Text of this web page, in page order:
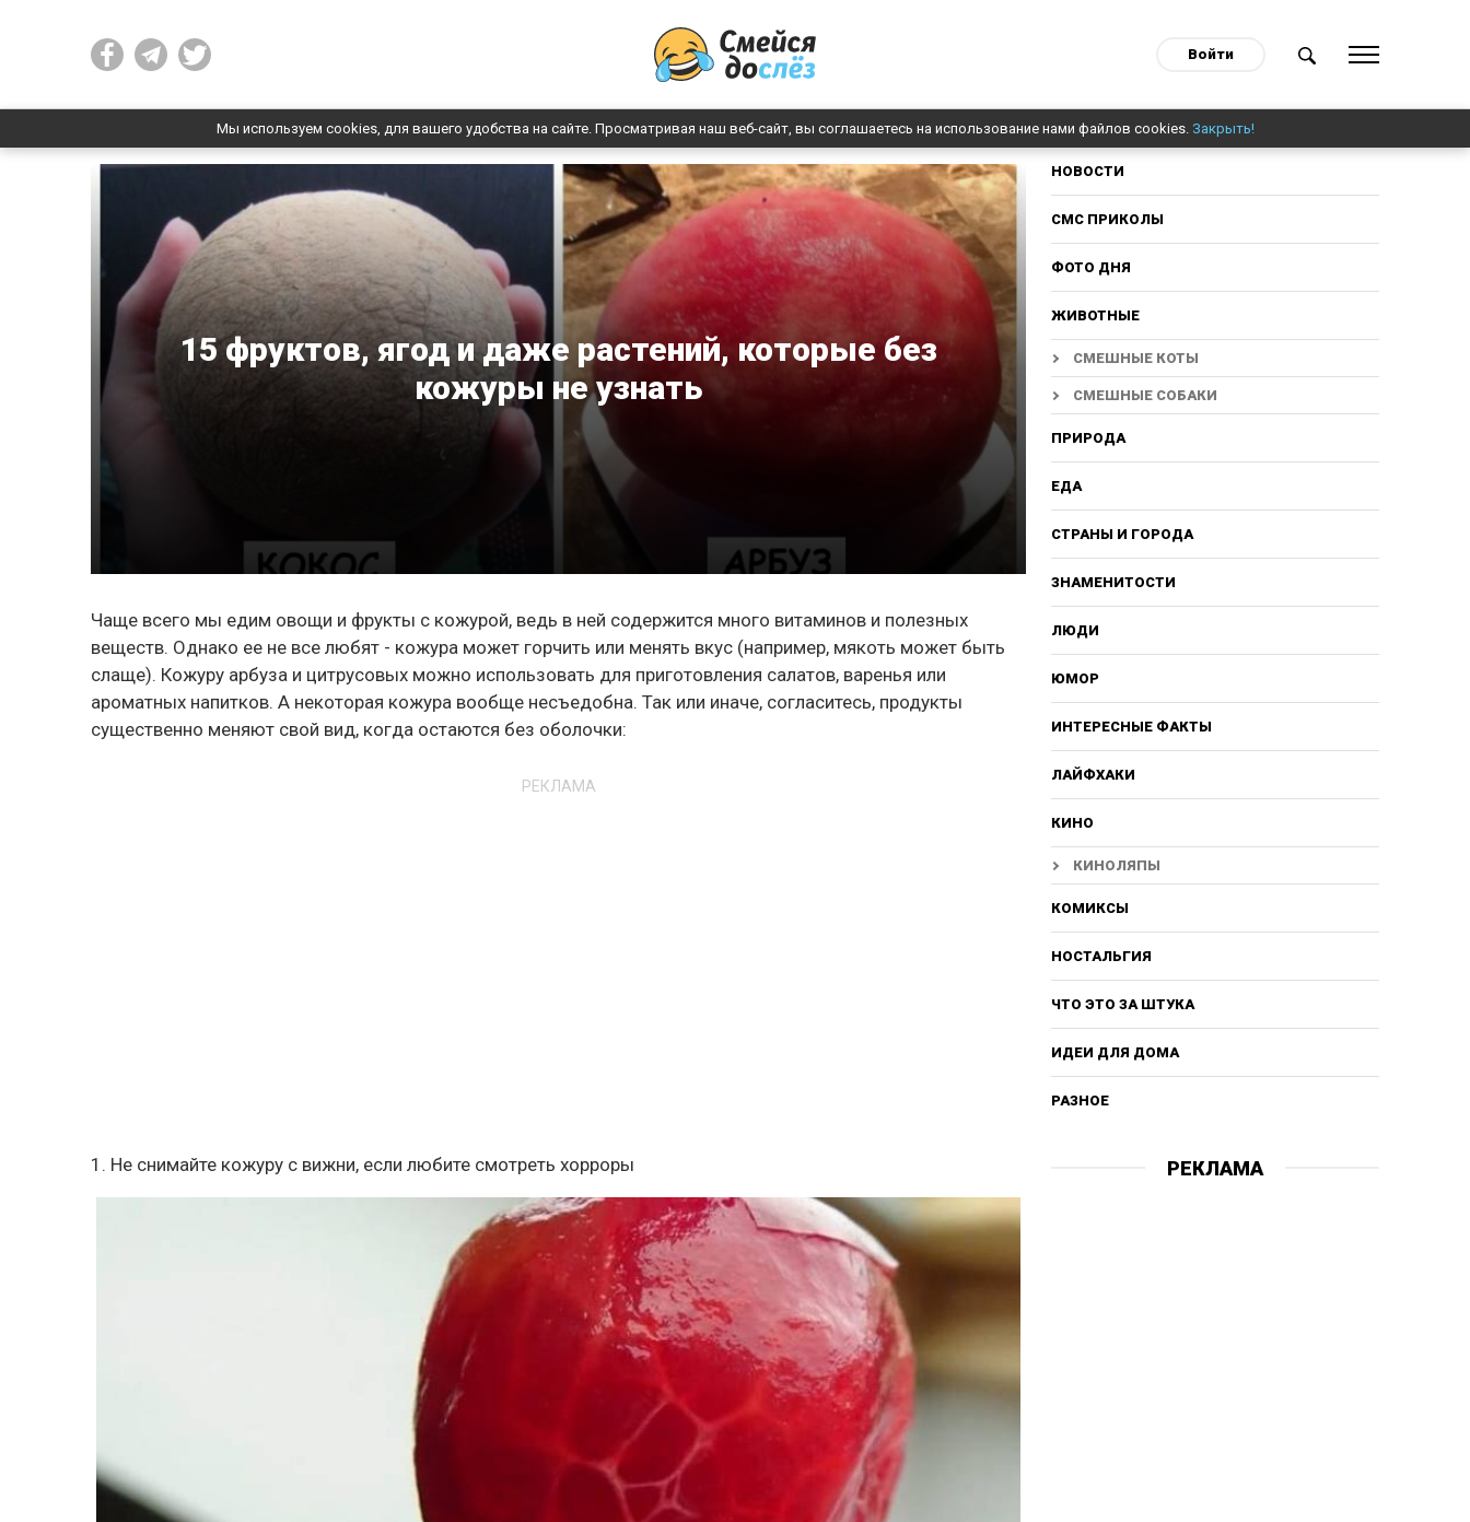
Войти
Мы используем cookies, для вашего удобства на сайте. Просматривая наш веб-сайт, вы соглашаетесь на использование нами файлов cookies. Закрыть!
15 фруктов, ягод и даже растений, которые без
кожуры не узнать
Чаще всего мы едим овощи и фрукты с кожурой, ведь в ней содержится много витаминов и полезных
веществ. Однако ее не все любят - кожура может горчить или менять вкус (например, мякоть может быть
слаще). Кожуру арбуза и цитрусовых можно использовать для приготовления салатов, варенья или
ароматных напитков. А некоторая кожура вообще несъедобна. Так или иначе, согласитесь, продукты
существенно меняют свой вид, когда остаются без оболочки:
РЕКЛАМА
1. Не снимайте кожуру с вижни, если любите смотреть хорроры
НОВОСТИ
СМС ПРИКОЛЫ
ФОТО ДНЯ
ЖИВОТНЫЕ
СМЕШНЫЕ КОТЫ
СМЕШНЫЕ СОБАКИ
ПРИРОДА
ЕДА
СТРАНЫ И ГОРОДА
ЗНАМЕНИТОСТИ
ЛЮДИ
ЮМОР
ИНТЕРЕСНЫЕ ФАКТЫ
ЛАЙФХАКИ
КИНО
КИНОЛЯПЫ
КОМИКСЫ
НОСТАЛЬГИЯ
ЧТО ЭТО ЗА ШТУКА
ИДЕИ ДЛЯ ДОМА
РАЗНОЕ
РЕКЛАМА